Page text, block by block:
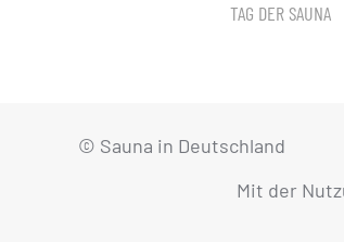
Mit der
TAG DER SAUNA
© Sauna in Deutschland